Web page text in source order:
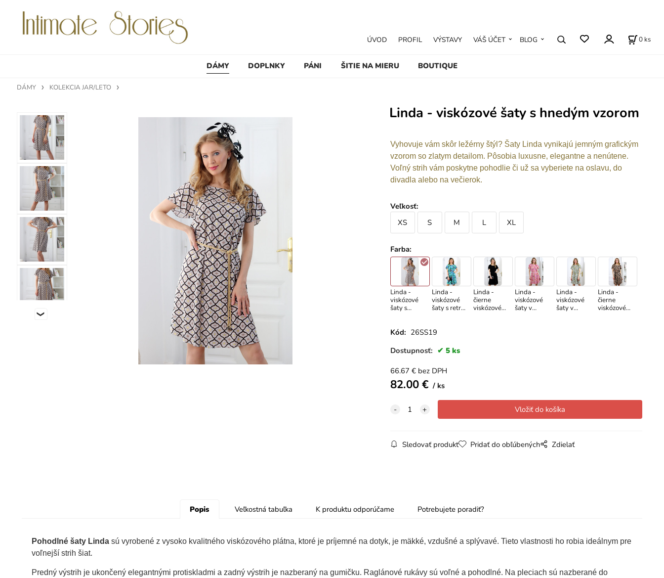
DÁMY DOPLNKY PÁNI ŠITIE NA MIERU BOUTIQUE
ÚVOD PROFIL VÝSTAVY VÁŠ ÚČET BLOG 0 ks
DÁMY KOLEKCIA JAR/LETO
Linda - viskózové šaty s hnedým vzorom
Vyhovuje vám skôr ležérny štýl? Šaty Linda vynikajú jemným grafickým
vzorom so zlatym detailom. Pôsobia luxusne, elegantne a nenútene.
Voľný strih vám poskytne pohodlie či už sa vyberiete na oslavu, do
divadla alebo na večierok.
Veľkosť:
XS
S M L XL
Farba:
Linda -
viskózové
šaty s
Linda -
viskózové
šaty s retro
Linda -
čierne
viskózové
Linda -
viskózové
šaty v
Linda -
viskózové
šaty v
Linda -
čierne
viskózové
Kód: 26SS19
Dostupnosť:
5 ks
66.67 € bez DPH
82.00€ ks
Sledovať produkt Pridať do obľúbených Zdielať
Popis Veľkostná tabuľka K produktu odporúčame Potrebujete poradiť?
Pohodlné šaty Lindasú vyrobené z vysoko kvalitného viskózového plátna, ktoré je príjemné na dotyk, je mäkké, vzdušné a splývavé. Tieto vlastnosti ho robia ideálnym pre
voľnejší strih šiat.
Predný výstrih je ukončený elegantnými protiskladmi a zadný výstrih je nazberaný na gumičku. Raglánové rukávy sú voľné a pohodlné. Na pleciach sú nazberané do